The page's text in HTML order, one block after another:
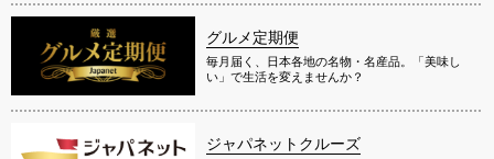
グルメ定期便
毎月届く、日本各地の名物・名産品。「美味し
い」で生活を変えませんか？
ジャパネットクルーズ